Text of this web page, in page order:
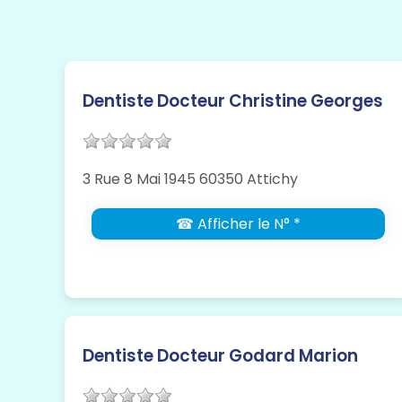
Dentiste Docteur Christine Georges
3 Rue 8 Mai 1945 60350 Attichy
☎ Afficher le N° *
Dentiste Docteur Godard Marion